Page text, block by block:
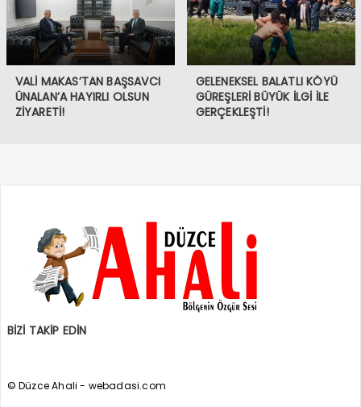
VALİ MAKAS’TAN BAŞSAVCI
ÜNALAN’A HAYIRLI OLSUN
ZİYARETİ!
GELENEKSEL BALATLI KÖYÜ
GÜREŞLERİ BÜYÜK İLGİ İLE
GERÇEKLEŞTİ!
BİZİ TAKİP EDİN
© Düzce Ahali - webadasi.com